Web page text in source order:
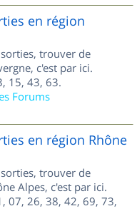
en région
trouver de
c'est par ici.
15, 43, 63.
Forums
en région Rhône
trouver de
Alpes, c'est par ici.
07, 26, 38, 42, 69, 73,